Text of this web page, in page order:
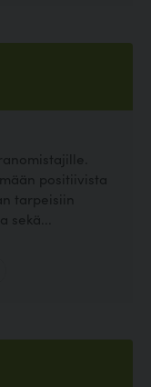
positiivista
tarpeisiin